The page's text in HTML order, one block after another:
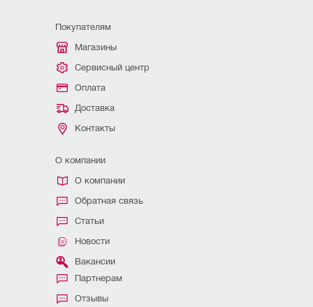
Покупателям
Магазины
Сервисный центр
Оплата
Доставка
Контакты
О компании
О компании
Обратная связь
Статьи
Новости
Вакансии
Партнерам
Отзывы